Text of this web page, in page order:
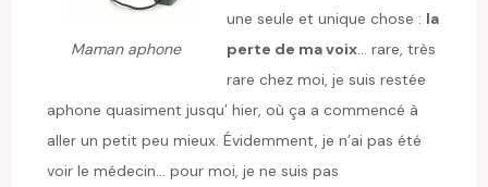
Maman aphone
une seule et unique chose : la
perte de ma voix… rare, très
rare chez moi, je suis restée
aphone quasiment jusqu’ hier, où ça a commencé à
aller un petit peu mieux. Évidemment, je n’ai pas été
voir le médecin… pour moi, je ne suis pas